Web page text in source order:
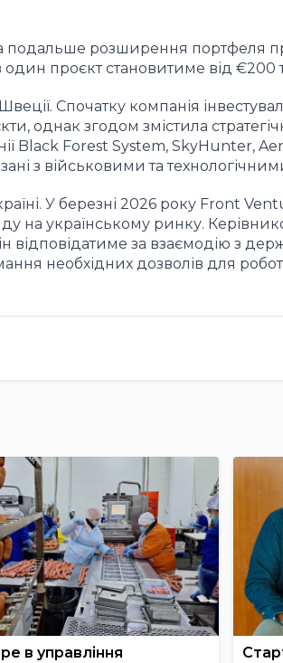
розширення портфеля
проєкт становитиме від €200
Спочатку компанія
однак згодом змістила
Black Forest System, SkyHunter,
з військовими та
У березні 2026 року Front
на українському ринку.
відповідатиме за взаємодію з
необхідних дозволів для
в управління